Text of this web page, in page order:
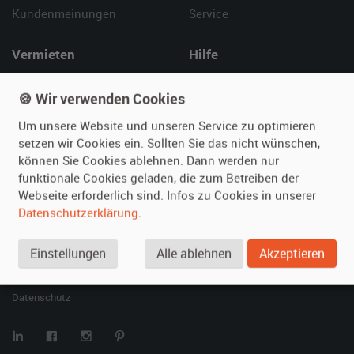
Kundenmeinungen
Service
Vermieten
Fotos senden
Fragen für Vermieter
Inserat verwalten
Hilfe
Kontakt
SPECIAL
Berühmte Filmautos –
Datenschutz
🍪 Wir verwenden Cookies
Um unsere Website und unseren Service zu optimieren
setzen wir Cookies ein. Sollten Sie das nicht wünschen,
können Sie Cookies ablehnen. Dann werden nur
funktionale Cookies geladen, die zum Betreiben der
Webseite erforderlich sind. Infos zu Cookies in unserer
Datenschutzerklärung.
Einstellungen Alle ablehnen Akzeptieren